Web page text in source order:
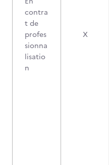
contra
t de
profes
sionna
lisatio
n
X